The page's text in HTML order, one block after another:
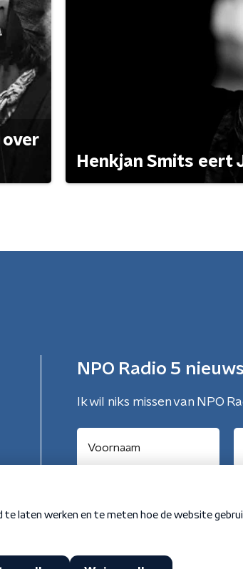
over
Henkjan Smits eert
NPO Radio 5
Ik wil niks missen van NPO